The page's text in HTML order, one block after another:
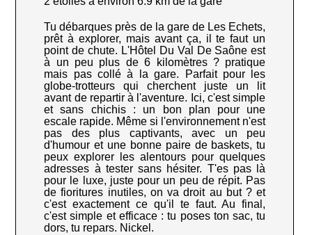
Tu débarques près de la gare de Les Echets,
prêt à explorer, mais avant ça, il te faut un
point de chute. L'Hôtel Du Val De Saône est
à un peu plus de 6 kilomètres ? pratique
mais pas collé à la gare. Parfait pour les
globe-trotteurs qui cherchent juste un lit
avant de repartir à l'aventure. Ici, c'est simple
et sans chichis : un bon plan pour une
escale rapide. Même si l'environnement n'est
pas des plus captivants, avec un peu
d'humour et une bonne paire de baskets, tu
peux explorer les alentours pour quelques
adresses à tester sans hésiter. T'es pas là
pour le luxe, juste pour un peu de répit. Pas
de fioritures inutiles, on va droit au but ? et
c'est exactement ce qu'il te faut. Au final,
c'est simple et efficace : tu poses ton sac, tu
dors, tu repars. Nickel.